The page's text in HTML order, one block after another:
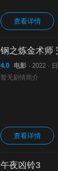
查看详情
钢之炼金术师
4.0 电影 · 2022 ·
暂无剧情简介
查看详情
午夜凶铃3